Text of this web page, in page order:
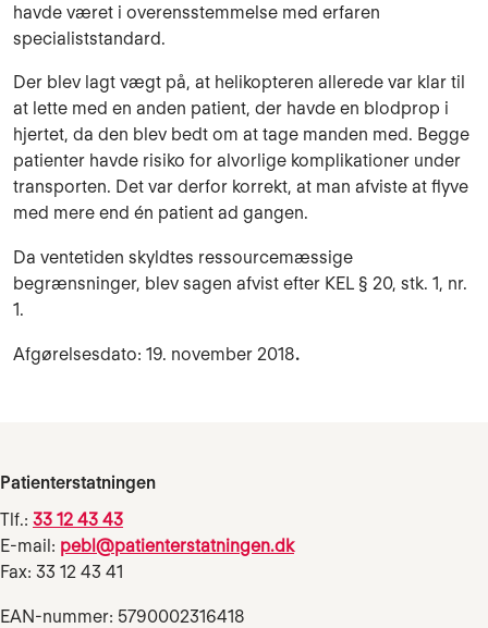
havde været i overensstemmelse med erfaren
specialiststandard.
Der blev lagt vægt på, at helikopteren allerede var klar til
at lette med en anden patient, der havde en blodprop i
hjertet, da den blev bedt om at tage manden med. Begge
patienter havde risiko for alvorlige komplikationer under
transporten. Det var derfor korrekt, at man afviste at flyve
med mere end én patient ad gangen.
Da ventetiden skyldtes ressourcemæssige
begrænsninger, blev sagen afvist efter KEL § 20, stk. 1, nr.
1.
Afgørelsesdato: 19. november 2018.
Patienterstatningen
Tlf.: 33 12 43 43
E-mail: pebl@patienterstatningen.dk
Fax: 33 12 43 41
EAN-nummer: 5790002316418